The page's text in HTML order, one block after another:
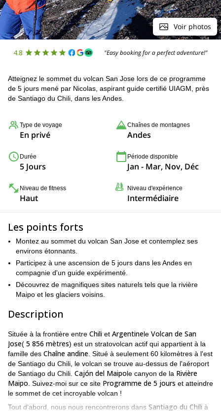
Voir photos
4.8 "Easy booking for a perfect adventure!"
Atteignez le sommet du volcan San Jose lors de ce programme
de 5 jours mené par Nicolas, aspirant guide certifié UIAGM, près
de Santiago du Chili, dans les Andes.
Type de voyage
En privé
Chaînes de montagnes
Andes
Durée
5 Jours
Période disponible
Jan - Mar, Nov, Déc
Niveau de fitness
Haut
Niveau d'expérience
Intermédiaire
Les points forts
Montez au sommet du volcan San Jose et contemplez ses
environs étonnants.
Participez à une ascension de 5 jours dans les Andes en
compagnie d'un guide expérimenté.
Découvrez de magnifiques sites naturels tels que la rivière
Maipo et les glaciers voisins.
Description
Située à la frontière entre Chili et Argentinele Volcan de San
Jose( 5 856 mètres) est un stratovolcan actif qui appartient à la
famille des Chaîne andine . Situé à seulement 60 kilomètres à l'est
de Santiago du Chili, le volcan se trouve au-dessus de l'aéroport
de Santiago du Chili. Cajón del Maipole canyon de la Rivière
Maipo . Suivez-moi sur ce site Programme de 5 jours et atteindre
le sommet de cet incroyable volcan !
Tout d'abord, nous nous rencontrerons dans Santiago du Chili à